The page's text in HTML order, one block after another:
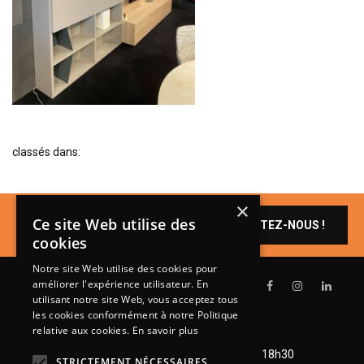
BIBLIOTHÈQUE
TABLE BASSE
FAUTEUILS
CHAISES
LITERIE
MATELAS
LITS RELEVABLES
classés dans:
Un produit vous
intéresse ?
CONTACTEZ-NOUS !
Lundi de 14h à 18h30
Mardi à vendredi de 9h à 12h et de 14h à 18h30
×
Ce site Web utilise des
cookies
Notre site Web utilise des cookies pour
améliorer l'expérience utilisateur. En
utilisant notre site Web, vous acceptez tous
les cookies conformément à notre Politique
relative aux cookies. En savoir plus